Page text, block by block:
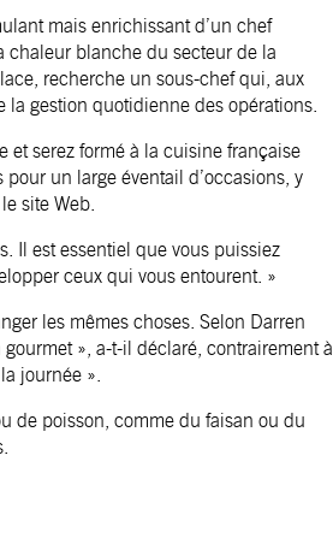
mais enrichissant d’un chef
chaleur blanche du secteur de la
recherche un sous-chef qui, aux
gestion quotidienne des opérations.
et serez formé à la cuisine française
un large éventail d’occasions, y
site Web.
Il est essentiel que vous puissiez
ceux qui vous entourent. »
les mêmes choses. Selon Darren
», a-t-il déclaré, contrairement à
journée ».
de poisson, comme du faisan ou du